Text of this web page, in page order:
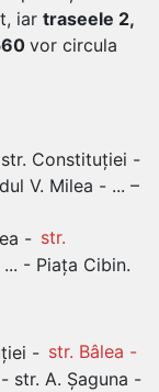
iar traseele 2,
vor circula
Constituției -
V. Milea - ... –
- str.
- Piața Cibin.
- str. Bâlea -
- str. A. Șaguna -